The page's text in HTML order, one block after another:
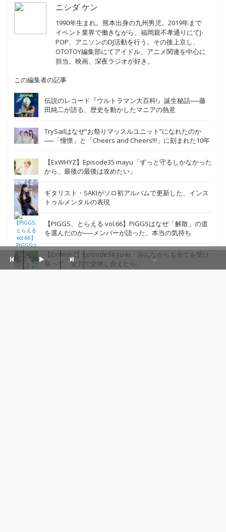
この筆者の記事をもっとみる
この記事の編集者
イベント業界で働きながら、福岡親不孝通りにてJ-
POP、アニソンのDJ活動を行う。その後上京し、
担当。映画、深夜ラジオが好き。
この編集者の記事
伝説のレコード『ウルトラマン大百科!』誕生秘話──藤
田純二が語る、歴史を動かしたマニアの熱意
TrySailはなぜ“お祭りマッスルユニット”になれたのか
──「憧憬」と「Cheers and Cheers!!!」に刻まれた10年
【ExWHYZ】Episode35 mayu「ずっと守るしかなかった
から、最後の最後は攻めたい」
ギタリスト・SAKIがソロ初アルバムで更新した、インス
トゥルメンタルの表現
--